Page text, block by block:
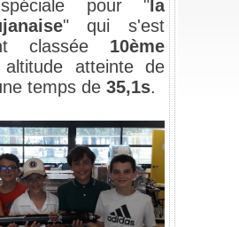
pour "la
" qui s'est
classée 10ème
atteinte de
temps de35,1s.